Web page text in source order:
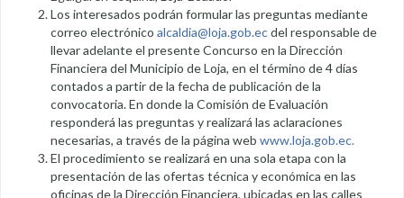
Los interesados podrán formular las preguntas mediante
correo electrónico alcaldia@loja.gob.ecdel responsable de
llevar adelante el presente Concurso en la Dirección
Financiera del Municipio de Loja, en el término de 4 días
contados a partir de la fecha de publicación de la
convocatoria. En donde la Comisión de Evaluación
responderá las preguntas y realizará las aclaraciones
necesarias, a través de la página web www.loja.gob.ec.
El procedimiento se realizará en una sola etapa con la
presentación de las ofertas técnica y económica en las
oficinas de la Dirección Financiera, ubicadas en las calles